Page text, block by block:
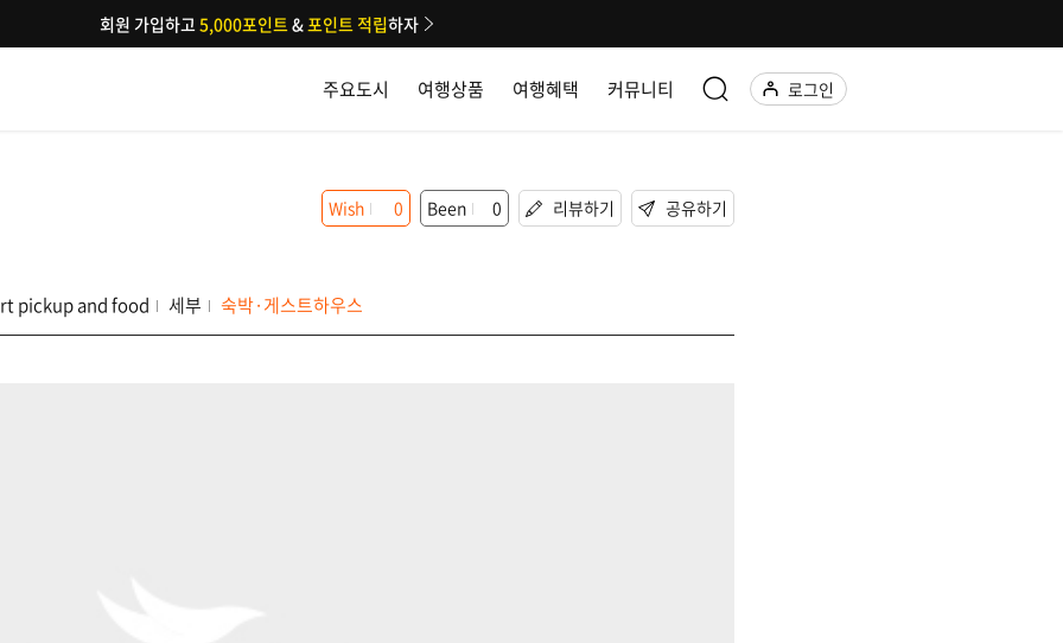
주요도시 여행상품 여행혜택 커뮤니티 로그인
회원 가입하고5,000포인트&포인트 적립하자
pickup and food 세부 숙박·게스트하우스
Wish 0 Been 0 리뷰하기 공유하기